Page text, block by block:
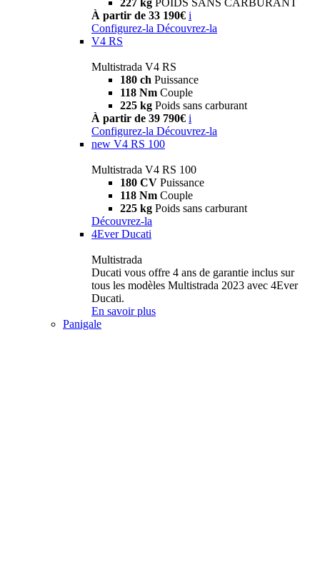
227 kg POIDS SANS CARBURANT
À partir de 33 190€ i
Configurez-la Découvrez-la
V4 RS
Multistrada V4 RS
180 ch Puissance
118 Nm Couple
225 kg Poids sans carburant
À partir de 39 790€ i
Configurez-la Découvrez-la
new V4 RS 100
Multistrada V4 RS 100
180 CV Puissance
118 Nm Couple
225 kg Poids sans carburant
Découvrez-la
4Ever Ducati
Multistrada
Ducati vous offre 4 ans de garantie inclus sur
tous les modèles Multistrada 2023 avec 4Ever
Ducati.
En savoir plus
Panigale